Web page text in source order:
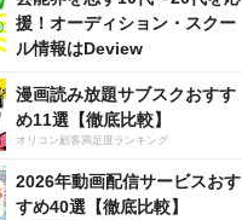
援！オーディション・スクー
ル情報はDeview
漫画読み放題サブスクおすす
め11選【徹底比較】
オリコン顧客満足度ランキング
2026年動画配信サービスおす
すめ40選【徹底比較】